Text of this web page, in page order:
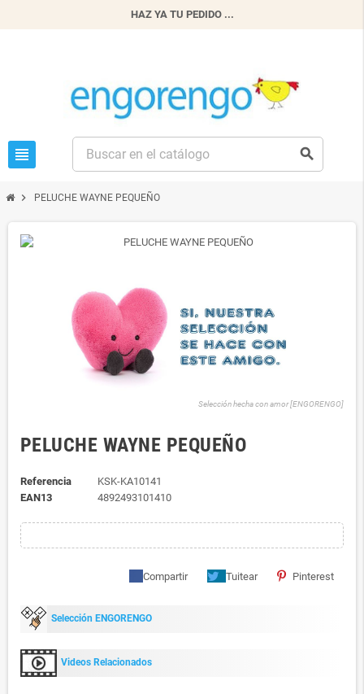
HAZ YA TU PEDIDO ...
view_headline search
chevron_right PELUCHE WAYNE PEQUEÑO
Selección hecha con amor [ENGORENGO]
PELUCHE WAYNE PEQUEÑO
Referencia
KSK-KA10141
EAN13
4892493101410
Compartir Tuitear Pinterest
Selección ENGORENGO
Videos Relacionados